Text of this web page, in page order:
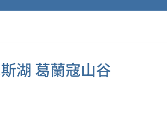
湖 葛蘭寇山谷